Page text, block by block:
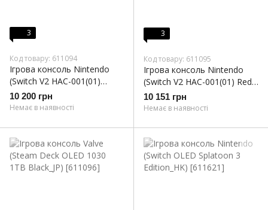
3
Код товару: 611094
Ігрова консоль Nintendo
(Switch V2 HAC-001(01)
Gray_JP)
10 200 грн
Немає в наявності
3
Код товару: 611095
Ігрова консоль Nintendo
(Switch V2 HAC-001(01) Red
& Blue_JP)
10 151 грн
Немає в наявності